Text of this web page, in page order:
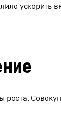
ускорить
роста.